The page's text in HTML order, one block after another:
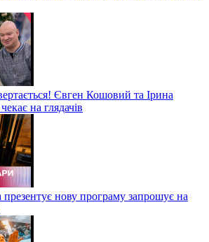
Євген Кошовий та Ірина
на глядачів
нову програму запрошує на